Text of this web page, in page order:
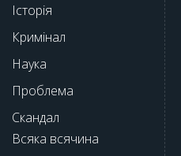
Історія
Кримінал
Наука
Проблема
Скандал
Всяка всячина